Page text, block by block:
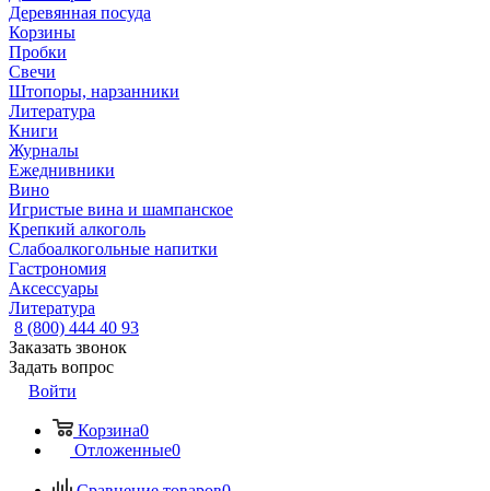
Деревянная посуда
Корзины
Пробки
Свечи
Штопоры, нарзанники
Литература
Книги
Журналы
Ежеднивники
Вино
Игристые вина и шампанское
Крепкий алкоголь
Слабоалкогольные напитки
Гастрономия
Аксессуары
Литература
8 (800) 444 40 93
Заказать звонок
Задать вопрос
Войти
Корзина0
Отложенные0